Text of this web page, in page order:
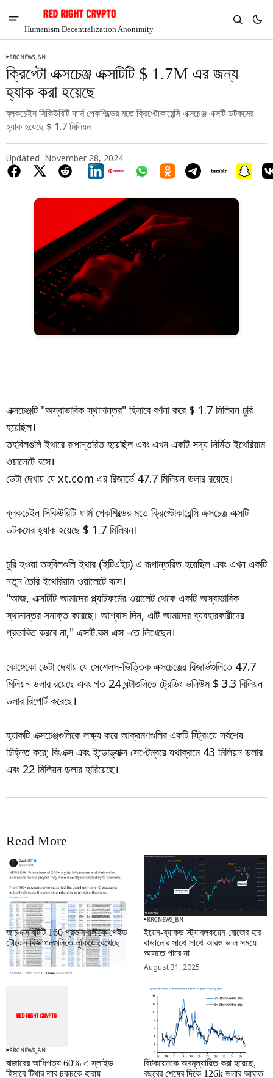
Humanism Decentralization Anonimity
$1.33
2.89%
RRCNEWS_BN
ক্রিপ্টো এক্সচেঞ্জ এক্সটিটি $ 1.7M এর জন্য
হ্যাক করা হয়েছে
ব্লকচেইন সিকিউরিটি ফার্ম পেকশিল্ডের মতে ক্রিপ্টোকারেন্সি এক্সচেঞ্জ এক্সটি ডটকমের
হ্যাক হয়েছে $ 1.7 মিলিয়ন
Updated November 28, 2024
এক্সচেঞ্জটি "অস্বাভাবিক স্থানান্তর" হিসাবে বর্ণনা করে $ 1.7 মিলিয়ন চুরি
হয়েছিল।
তহবিলগুলি ইথারে রূপান্তরিত হয়েছিল এবং এখন একটি সদ্য নির্মিত ইথেরিয়াম
ওয়ালেটে বসে।
ডেটা দেখায় যে xt.com এর রিজার্ভে 47.7 মিলিয়ন ডলার রয়েছে।
ব্লকচেইন সিকিউরিটি ফার্ম পেকশিল্ডের মতে ক্রিপ্টোকারেন্সি এক্সচেঞ্জ এক্সটি
ডটকমের হ্যাক হয়েছে $ 1.7 মিলিয়ন।
চুরি হওয়া তহবিলগুলি ইথার (ইটিএইচ) এ রূপান্তরিত হয়েছিল এবং এখন একটি
নতুন তৈরি ইথেরিয়াম ওয়ালেটে বসে।
"আজ, এক্সটিটি আমাদের প্ল্যাটফর্মের ওয়ালেট থেকে একটি অস্বাভাবিক
স্থানান্তর সনাক্ত করেছে। আশ্বাস দিন, এটি আমাদের ব্যবহারকারীদের
প্রভাবিত করবে না," এক্সটি.কম এক্স -তে লিখেছেন।
কোঙ্গেকো ডেটা দেখায় যে সেশেলস-ভিত্তিক এক্সচেঞ্জের রিজার্ভগুলিতে 47.7
মিলিয়ন ডলার রয়েছে এবং গত 24 ঘন্টাগুলিতে ট্রেডিং ভলিউম $ 3.3 বিলিয়ন
ডলার রিপোর্ট করেছে।
হ্যাকটি এক্সচেঞ্জগুলিকে লক্ষ্য করে আক্রমণগুলির একটি স্ট্রিংয়ে সর্বশেষ
চিহ্নিত করে; বিংএক্স এবং ইন্ডোড্যাক্স সেপ্টেম্বরে যথাক্রমে 43 মিলিয়ন ডলার
এবং 22 মিলিয়ন ডলার হারিয়েছে।
Read More
RRCNEWS_BN
জাচএক্সবিটিটি 160 প্রভাবশালীকে পেইড
টোকেন বিজ্ঞাপনগুলিতে লুকিয়ে রেখেছে
September 01, 2025
RRCNEWS_BN
ইয়েন-ব্যাকড স্ট্যাবলকয়েন বোজের হার
বাড়ানোর সাথে সাথে আরও ভাল সময়ে
আসতে পারে না
August 31, 2025
RRCNEWS_BN
বাজারের আধিপত্য 60% এ স্লাইড
হিসাবে টিথার তার চকচকে হারায়
RRCNEWS_BN
বিটকয়েনকে অবমূল্যায়িত করা হয়েছে,
বছরের শেষের দিকে 126k ডলার আঘাত